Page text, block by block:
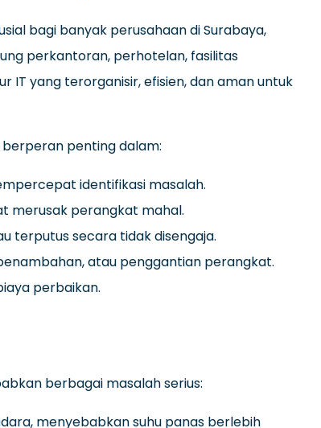
bagi banyak perusahaan di Surabaya,
perkantoran, perhotelan, fasilitas
IT yang terorganisir, efisien, dan aman untuk
penting dalam:
identifikasi masalah.
merusak perangkat mahal.
terputus secara tidak disengaja.
atau penggantian perangkat.
perbaikan.
berbagai masalah serius:
menyebabkan suhu panas berlebih